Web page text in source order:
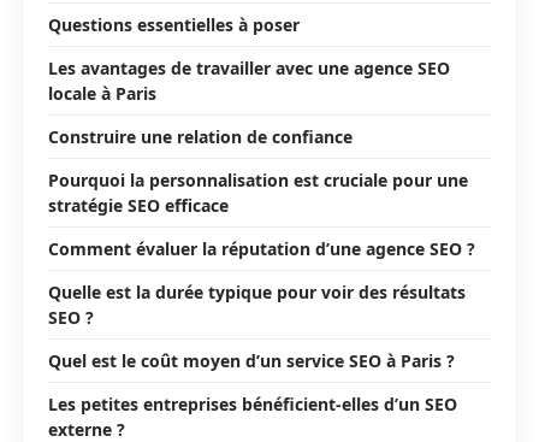
Questions essentielles à poser
Les avantages de travailler avec une agence SEO
locale à Paris
Construire une relation de confiance
Pourquoi la personnalisation est cruciale pour une
stratégie SEO efficace
Comment évaluer la réputation d’une agence SEO ?
Quelle est la durée typique pour voir des résultats
SEO ?
Quel est le coût moyen d’un service SEO à Paris ?
Les petites entreprises bénéficient-elles d’un SEO
externe ?